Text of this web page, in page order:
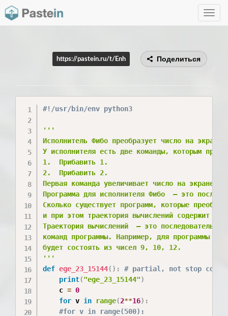
Toggle
https://pastein.ru/t/Enh Поделиться
#!/usr/bin/env python3
'''
Исполнитель Фибо преобразует число на экране.
У исполнителя есть две команды, которым
1.  Прибавить 1.
2.  Прибавить 2.
Первая команда увеличивает число на экране
Программа для исполнителя Фибо  — это
Сколько существует программ, которые
и при этом траектория вычислений содержит
Траектория вычислений  — это
команд программы. Например, для программы
будет состоять из чисел 9, 10, 12.
'''
def ege_23_15144( ) :
# partial, not stop
print("ege_23_15144")
	c
= 0
for v in range(2**16) :
#for v in range(500):